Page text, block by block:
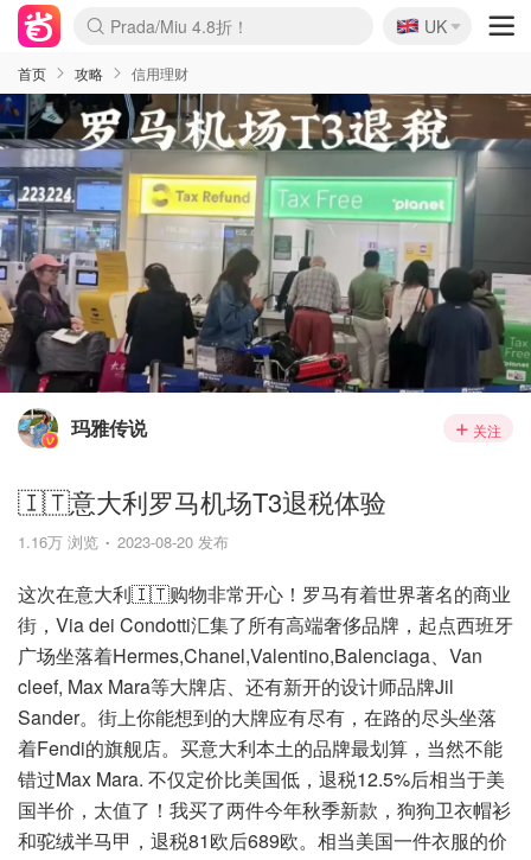
麦卢卡蜂蜜夏促！个位数！
Prada/Miu 4.8折！
啥？必胜客披萨5折！
🇬🇧
UK
首页 攻略 信用理财
玛雅传说 关注
🇮🇹意大利罗马机场T3退税体验
1.16万 浏览 2023-08-20 发布
这次在意大利🇮🇹购物非常开心！罗马有着世界著名的商业
街，Via dei Condotti汇集了所有高端奢侈品牌，起点西班牙
广场坐落着Hermes,Chanel,Valentino,Balenciaga、Van
cleef, Max Mara等大牌店、还有新开的设计师品牌Jil
Sander。街上你能想到的大牌应有尽有，在路的尽头坐落
着Fendi的旗舰店。买意大利本土的品牌最划算，当然不能
错过Max Mara. 不仅定价比美国低，退税12.5%后相当于美
国半价，太值了！我买了两件今年秋季新款，狗狗卫衣帽衫
和驼绒半马甲，退税81欧后689欧。相当美国一件衣服的价